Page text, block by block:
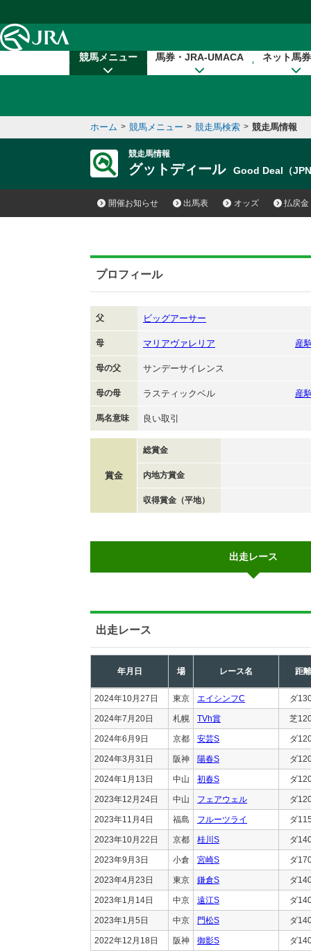
競馬メニュー 馬券・JRA-UMACA ネット馬
ホーム > 競馬メニュー > 競走馬検索 > 競走馬情報
競走馬情報
グットディール Good Deal（
開催お知らせ 出馬表 オッズ 払戻金
プロフィール
父 ビッグアーサー
母 マリアヴァレリア 産
母の父 サンデーサイレンス
母の母 ラスティックベル 産
馬名意味 良い取引
賞金
総賞金
内地方賞金
収得賞金（平地）
出走レース
出走レース
年月日 場 レース名 距離
2024年10月27日 東京 エイシンフC ダ
2024年7月20日 札幌 TVh賞 芝
2024年6月9日 京都 安芸S ダ
2024年3月31日 阪神 陽春S ダ
2024年1月13日 中山 初春S ダ
2023年12月24日 中山 フェアウェル ダ
2023年11月4日 福島 フルーツライ ダ
2023年10月22日 京都 桂川S ダ
2023年9月3日 小倉 宮崎S ダ
2023年4月23日 東京 鎌倉S ダ
2023年1月14日 中京 遠江S ダ
2023年1月5日 中京 門松S ダ
2022年12月18日 阪神 御影S ダ